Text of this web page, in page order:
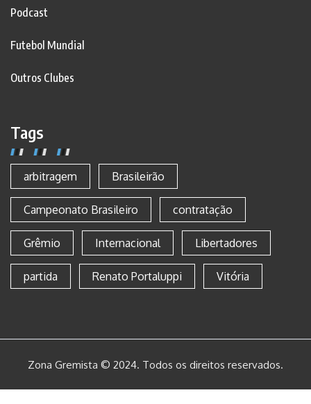
Podcast
Futebol Mundial
Outros Clubes
Tags
arbitragem Brasileirão
Campeonato Brasileiro contratação
Grêmio Internacional Libertadores
partida Renato Portaluppi Vitória
Zona Gremista © 2024. Todos os direitos reservados.